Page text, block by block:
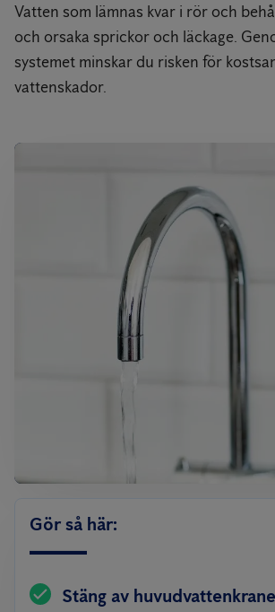
Vatten som lämnas kvar i rör och
och orsaka sprickor och läckage.
systemet minskar du risken för
vattenskador.
Gör så här:
Stäng av